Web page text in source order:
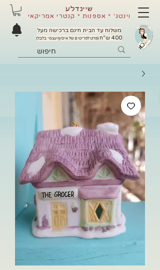
שיינדלע
וינטג' * אספנות * קנטרי אמריקאי
משלוח עד הבית חינם ברכישה מעל
400 ש"ח
(פרט לפריטים של איסוף עצמי בלבד)